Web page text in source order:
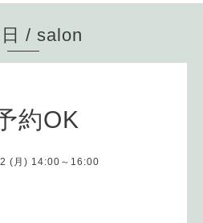
/ salon
約OK
(月) 14:00～16:00